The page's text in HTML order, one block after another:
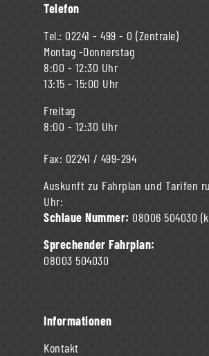
Telefon
Tel.: 02241 - 499 - 0 (Zentrale)
Montag -Donnerstag
8:00 - 12:30 Uhr
13:15 - 15:00 Uhr
Freitag
8:00 - 12:30 Uhr
Fax: 02241 / 499-294
Auskunft zu Fahrplan und Tarifen
Uhr:
Schlaue Nummer: 08006 504030
Sprechender Fahrplan:
08003 504030
Informationen
Kontakt